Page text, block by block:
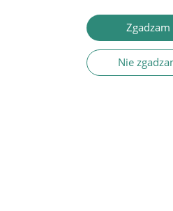
Zgadzam
Nie
Małgorzata
Etyczno-prawne aspekty